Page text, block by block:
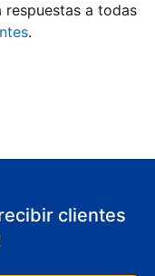
respuestas a todas
.
clientes